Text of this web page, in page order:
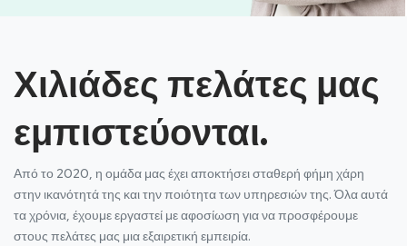
Χιλιάδες πελάτες μας
εμπιστεύονται.
Από το 2020, η ομάδα μας έχει αποκτήσει σταθερή φήμη χάρη
στην ικανότητά της και την ποιότητα των υπηρεσιών της. Όλα αυτά
τα χρόνια, έχουμε εργαστεί με αφοσίωση για να προσφέρουμε
στους πελάτες μας μια εξαιρετική εμπειρία.